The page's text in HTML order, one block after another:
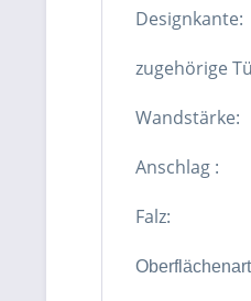
zugehörige
Anschlag :
Falz: